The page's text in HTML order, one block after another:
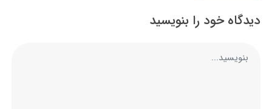
دیدگاه خود را بنویسید